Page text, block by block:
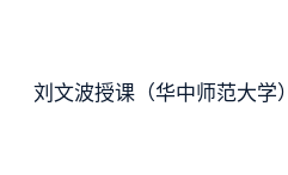
刘文波授课（华中师范大学）